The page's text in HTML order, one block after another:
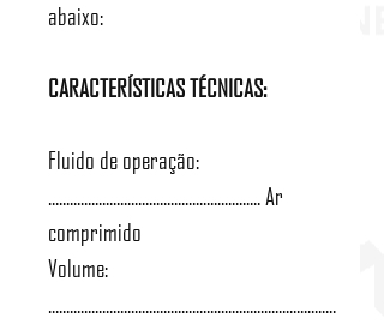
abaixo:
CARACTERÍSTICAS TÉCNICAS:
Fluido de operação:
........................................................... Ar
comprimido
Volume:
................................................................................